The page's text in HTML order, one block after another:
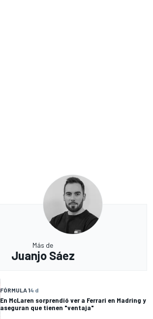
Más de
Juanjo Sáez
FÓRMULA 14 d
En McLaren sorprendió ver a Ferrari en Madring y
aseguran que tienen "ventaja"